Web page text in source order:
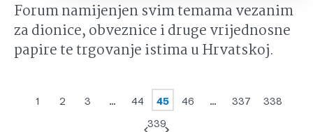
Forum namijenjen svim temama vezanim
za dionice, obveznice i druge vrijednosne
papire te trgovanje istima u Hrvatskoj.
1 2 3 … 44 45 46 … 337
338
339